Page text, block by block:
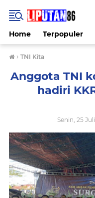
Home Terpopuler
› TNI Kita
Anggota TNI
hadiri
Senin, 25